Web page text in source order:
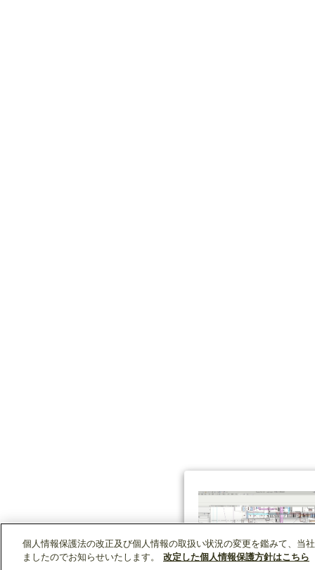
個人情報保護法の改正及び個人情報の取扱い状況の変更を鑑みて、当
ましたのでお知らせいたします。
改定した個人情報保護方針はこちら